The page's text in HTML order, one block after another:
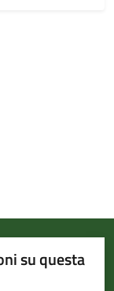
su questa